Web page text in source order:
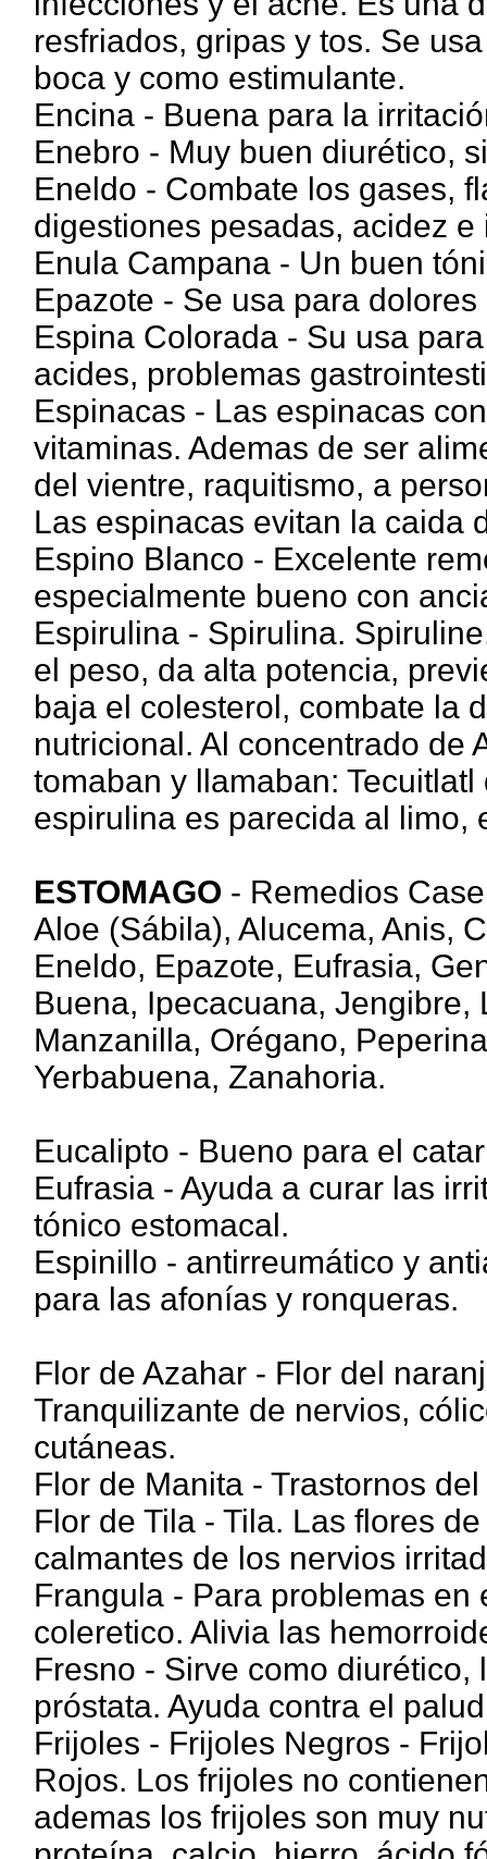
resfriados, gripas y tos. Se
boca y como estimulante.
Encina - Buena para la
Enebro - Muy buen diurético,
Eneldo - Combate los gases,
digestiones pesadas, acidez e
Enula Campana - Un buen
Epazote - Se usa para
Espina Colorada - Su usa
acides, problemas
Espinacas - Las espinacas
vitaminas. Ademas de ser
del vientre, raquitismo, a
Las espinacas evitan la caida
Espino Blanco - Excelente
especialmente bueno con
Espirulina - Spirulina.
el peso, da alta potencia,
baja el colesterol, combate la
nutricional. Al concentrado de
tomaban y llamaban:
espirulina es parecida al limo,
ESTOMAGO - Remedios
Aloe (Sábila), Alucema, Anis,
Eneldo, Epazote, Eufrasia,
Buena, Ipecacuana,
Manzanilla, Orégano,
Yerbabuena, Zanahoria.
Eucalipto - Bueno para el
Eufrasia - Ayuda a curar las
tónico estomacal.
Espinillo - antirreumático y
para las afonías y ronqueras.
Flor de Azahar - Flor del
Tranquilizante de nervios,
cutáneas.
Flor de Manita - Trastornos
Flor de Tila - Tila. Las flores
calmantes de los nervios
Frangula - Para problemas
coleretico. Alivia las
Fresno - Sirve como
próstata. Ayuda contra el
Frijoles - Frijoles Negros -
Rojos. Los frijoles no
ademas los frijoles son muy